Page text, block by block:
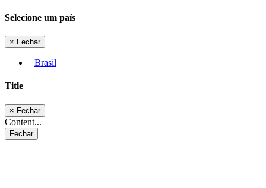
Selecione um país
× Fechar
Brasil
Title
× Fechar
Content...
Fechar